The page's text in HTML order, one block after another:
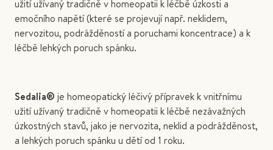
užití užívaný tradičně v homeopatii k léčbě úzkosti a
emočního napětí (které se projevují např. neklidem,
nervozitou, podrážděností a poruchami koncentrace) a k
léčbě lehkých poruch spánku.
Sedalia® je homeopatický léčivý přípravek k vnitřnímu
užití užívaný tradičně v homeopatii k léčbě nezávažných
úzkostných stavů, jako je nervozita, neklid a podrážděnost,
a lehkých poruch spánku u dětí od 1 roku.